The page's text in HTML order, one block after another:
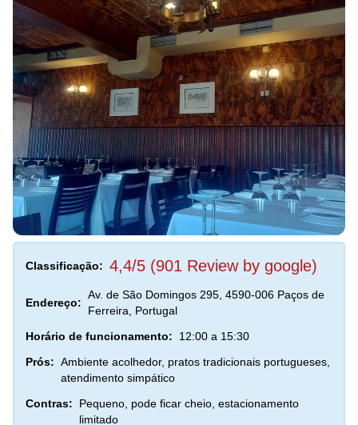
Classificação: 4,4/5 (901 Review by google)
Endereço:
Av. de São Domingos 295, 4590-006 Paços de
Ferreira, Portugal
Horário de funcionamento:
12:00 a 15:30
Prós: Ambiente acolhedor, pratos tradicionais portugueses,
atendimento simpático
Contras:
Pequeno, pode ficar cheio, estacionamento
limitado